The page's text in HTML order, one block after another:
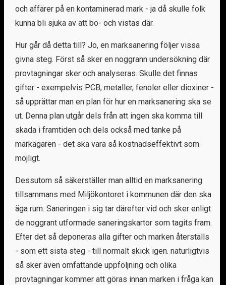
och affärer på en kontaminerad mark - ja då skulle folk
kunna bli sjuka av att bo- och vistas där.
Hur går då detta till? Jo, en marksanering följer vissa
givna steg. Först så sker en noggrann undersökning där
provtagningar sker och analyseras. Skulle det finnas
gifter - exempelvis PCB, metaller, fenoler eller dioxiner -
så upprättar man en plan för hur en marksanering ska se
ut. Denna plan utgår dels från att ingen ska komma till
skada i framtiden och dels också med tanke på
markägaren - det ska vara så kostnadseffektivt som
möjligt.
Dessutom så säkerställer man alltid en marksanering
tillsammans med Miljökontoret i kommunen där den ska
äga rum. Saneringen i sig tar därefter vid och sker enligt
de noggrant utformade saneringskartor som tagits fram.
Efter det så deponeras alla gifter och marken återställs
- som ett sista steg - till normalt skick igen. naturligtvis
så sker även omfattande uppföljning och olika
provtagningar kommer att göras innan marken i fråga kan